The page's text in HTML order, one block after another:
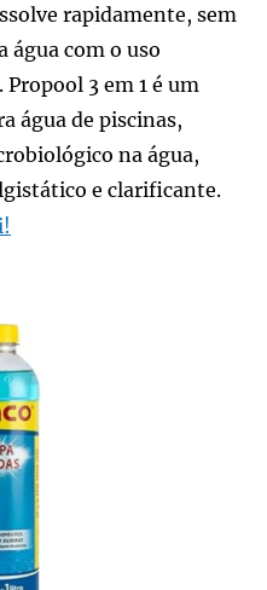
rapidamente, sem
água com o uso
3 em 1 é um
água de piscinas,
na água,
e clarificante.